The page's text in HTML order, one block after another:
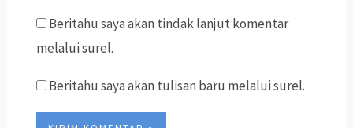
Beritahu saya akan tindak lanjut komentar
melalui surel.
Beritahu saya akan tulisan baru melalui surel.